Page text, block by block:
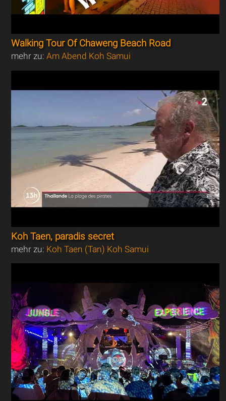
Walking Tour Of Chaweng Beach Road
mehr zu:Am Abend Koh Samui
Koh Taen, paradis secret
mehr zu: Koh Taen (Tan) Koh Samui